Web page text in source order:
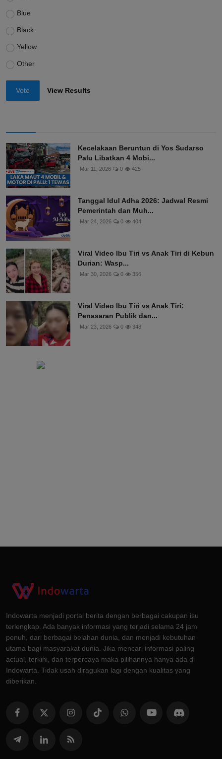
Blue
Black
Yellow
Other
Vote View Results
Kecelakaan Beruntun di Yos Sudarso
Palu Libatkan 4 Mobi...
Mar 11, 2026 0 425
Tanggal Idul Adha 2026: Jadwal Resmi
Pemerintah dan Muh...
Mar 24, 2026 0 404
Viral Video Ibu Tiri vs Anak Tiri di Kebun
Durian: Wasp...
Mar 30, 2026 0 356
Viral Video Ibu Tiri vs Anak Tiri:
Penasaran Publik dan...
Mar 23, 2026 0 348
Indowarta menjadi portal berita dengan berbagai cakupan isu
terlengkap. Ada banyak informasi yang terjadi selama 24 jam
penuh, dari berbagai belahan dunia, dan menjadi kebutuhan
utama bagi masyarakat dunia. Jika mencari informasi paling
actual, terkini, dan terpercaya maka pilihannya hanya ada di
Indowarta. Tidak usah diragukan lagi dengan kualitas yang
diberikan.